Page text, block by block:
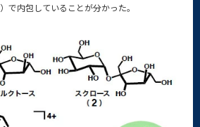
）で内包していることが分かった。